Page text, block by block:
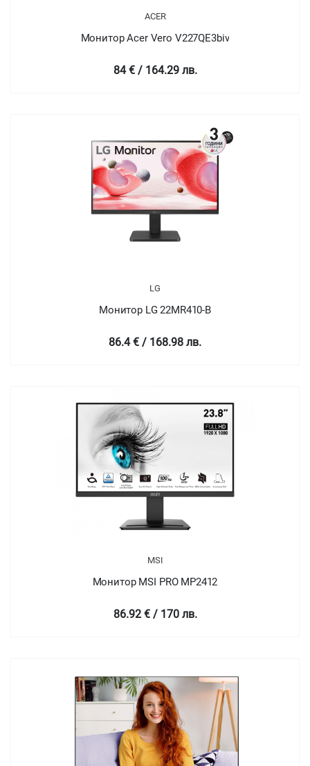
ACER
Монитор Acer Vero V227QE3biv
84 € / 164.29 лв.
LG
Монитор LG 22MR410-B
86.4 € / 168.98 лв.
MSI
Монитор MSI PRO MP2412
86.92 € / 170 лв.